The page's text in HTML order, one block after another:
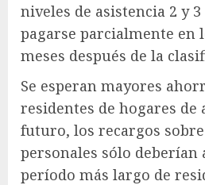
niveles de asistencia 2 y
pagarse parcialmente en
meses después de la
Se esperan mayores
residentes de hogares de
futuro, los recargos
personales sólo
período más largo de